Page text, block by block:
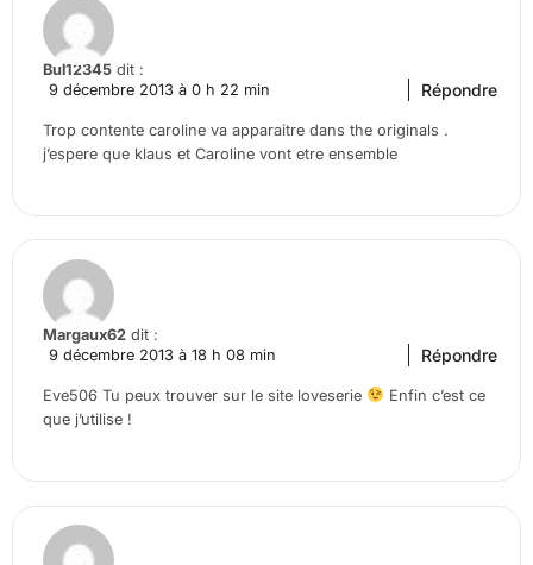
Bul12345 dit :
9 décembre 2013 à 0 h 22 min
Trop contente caroline va apparaitre dans the originals .
j’espere que klaus et Caroline vont etre ensemble
Répondre
Margaux62 dit :
9 décembre 2013 à 18 h 08 min
Eve506 Tu peux trouver sur le site loveserie
Enfin c’est ce
que j’utilise !
Répondre